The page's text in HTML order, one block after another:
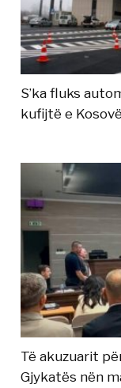
S’ka fluks
kufijtë e
Të akuzuarit
Gjykatës nën